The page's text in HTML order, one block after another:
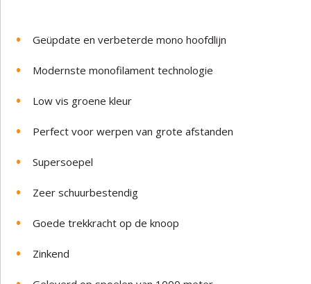
Geüpdate en verbeterde mono hoofdlijn
Modernste monofilament technologie
Low vis groene kleur
Perfect voor werpen van grote afstanden
Supersoepel
Zeer schuurbestendig
Goede trekkracht op de knoop
Zinkend